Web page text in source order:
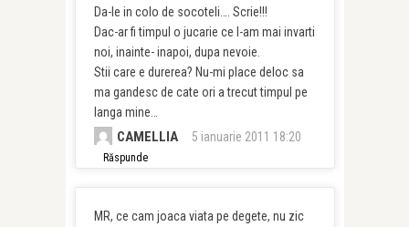
Da-le in colo de socoteli…. Scrie!!!
Dac-ar fi timpul o jucarie ce l-am mai invarti
noi, inainte- inapoi, dupa nevoie.
Stii care e durerea? Nu-mi place deloc sa
ma gandesc de cate ori a trecut timpul pe
langa mine…
CAMELLIA 5 ianuarie 2011 18:20
Răspunde
MR, ce cam joaca viata pe degete, nu zic